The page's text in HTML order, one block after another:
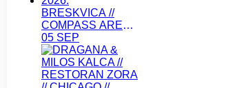
BRESKVICA //
COMPASS ARENA
// CHICAGO //
SEPTEMBAR 05.
2026.
05 SEP